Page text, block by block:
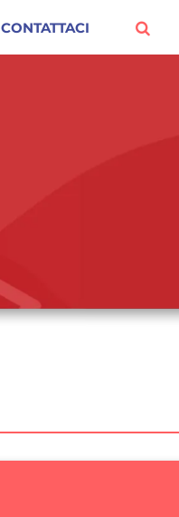
CONTATTACI